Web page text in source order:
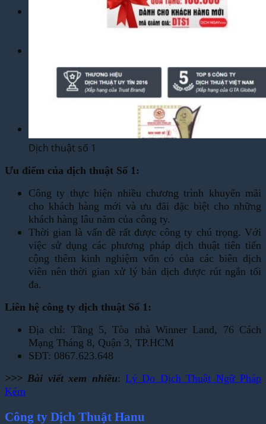
Dịch Thuật Phim – Phụ Đề Video Clip
Tuyển Dụng
Chia Sẻ Kinh Nghiệm
Góc Tự Học
Dịch Thuật Vì Cộng Đồng
Dịch thuật số 1
Ưu điểm của dịch thuật Số 1:
Công ty thực hiện nhiều chương trình khuyến mãi
cho khách hàng mới và ưu đãi đặc biệt cho những
khách hàng lâu năm của công ty.
Thời gian là vấn đề rất được công ty chú trọng. Với
việc sử dụng các phương pháp dịch thuật tiên tiến
cộng thêm kinh nghiệm vốn có của các biên dịch
viên nên thời gian xử lý bản dịch được rút ngắn tối
đa.
Liên hệ công ty dịch thuật Số 1:
Địa chỉ: Tầng 5, Tòa nhà Winner Land, 76 Cách
Mạng Tháng 8, Quận 3, TP.HCM
SĐT: 0867.623.648
>>> Bài viết xem nhiều:Lý Do Dịch Thuật Ngữ Pháp
Kém
Công ty Dịch Thuật Hanu